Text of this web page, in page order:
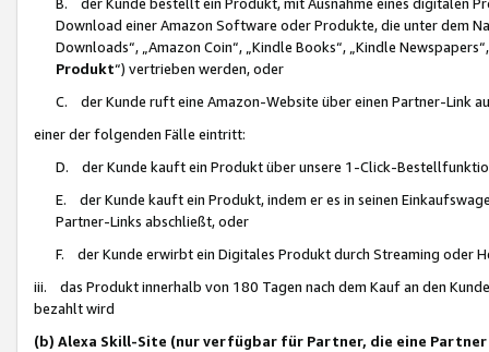
Download einer Amazon Software oder Produkte, die unter dem
Downloads“, „Amazon Coin“, „Kindle Books“, „Kindle
Produkt“) vertrieben werden, oder
C. der Kunde ruft eine Amazon-Website über einen Partner-Link
einer der folgenden Fälle eintritt:
D. der Kunde kauft ein Produkt über unsere 1-Click-
E. der Kunde kauft ein Produkt, indem er es in seinen
Partner-Links abschließt, oder
F. der Kunde erwirbt ein Digitales Produkt durch Streaming oder
iii. das Produkt innerhalb von 180 Tagen nach dem Kauf an den
bezahlt wird
(b) Alexa Skill-Site (nur verfügbar für Partner, die eine